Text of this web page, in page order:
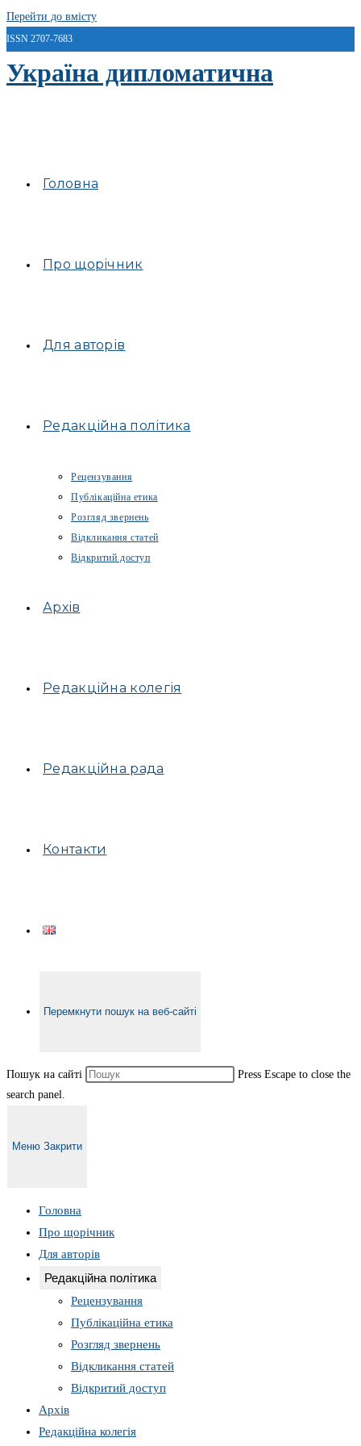
Перейти до вмісту
ISSN 2707-7683
Україна дипломатична
Головна
Про щорічник
Для авторів
Редакційна політика
Рецензування
Публікаційна етика
Розгляд звернень
Відкликання статей
Відкритий доступ
Архів
Редакційна колегія
Редакційна рада
Контакти
Перемкнути пошук на веб-сайті
Пошук на сайті
Press Escape to close the
search panel.
Меню Закрити
Головна
Про щорічник
Для авторів
Редакційна політика
Рецензування
Публікаційна етика
Розгляд звернень
Відкликання статей
Відкритий доступ
Архів
Редакційна колегія